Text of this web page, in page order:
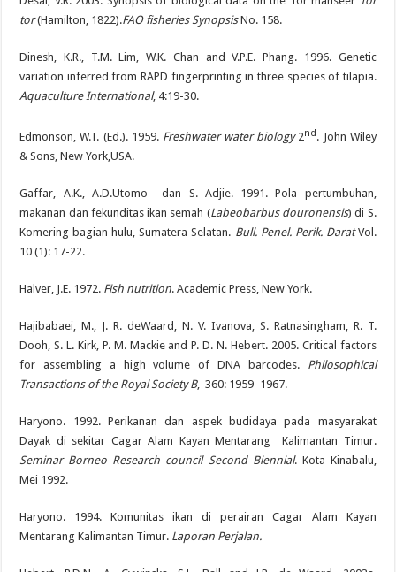
tor(Hamilton, 1822).FAO fisheries SynopsisNo. 158.
Dinesh, K.R., T.M. Lim, W.K. Chan and V.P.E. Phang. 1996. Genetic
variation inferred from RAPD fingerprinting in three species of tilapia.
Aquaculture International, 4:19-30.
Edmonson, W.T. (Ed.). 1959. Freshwater water biology2nd. John Wiley
& Sons, New York,USA.
Gaffar, A.K., A.D.Utomo dan S. Adjie. 1991. Pola pertumbuhan,
makanan dan fekunditas ikan semah (Labeobarbus douronensis) di S.
Komering bagian hulu, Sumatera Selatan. Bull. Penel. Perik. DaratVol.
10 (1): 17-22.
Halver, J.E. 1972. Fish nutrition. Academic Press, New York.
Hajibabaei, M., J. R. deWaard, N. V. Ivanova, S. Ratnasingham, R. T.
Dooh, S. L. Kirk, P. M. Mackie and P. D. N. Hebert. 2005. Critical factors
for assembling a high volume of DNA barcodes. Philosophical
Transactions of the Royal Society B, 360: 1959–1967.
Haryono. 1992. Perikanan dan aspek budidaya pada masyarakat
Dayak di sekitar Cagar Alam Kayan Mentarang Kalimantan Timur.
Seminar Borneo Research council Second Biennial. Kota Kinabalu,
Mei 1992.
Haryono. 1994. Komunitas ikan di perairan Cagar Alam Kayan
Mentarang Kalimantan Timur. Laporan Perjalan.